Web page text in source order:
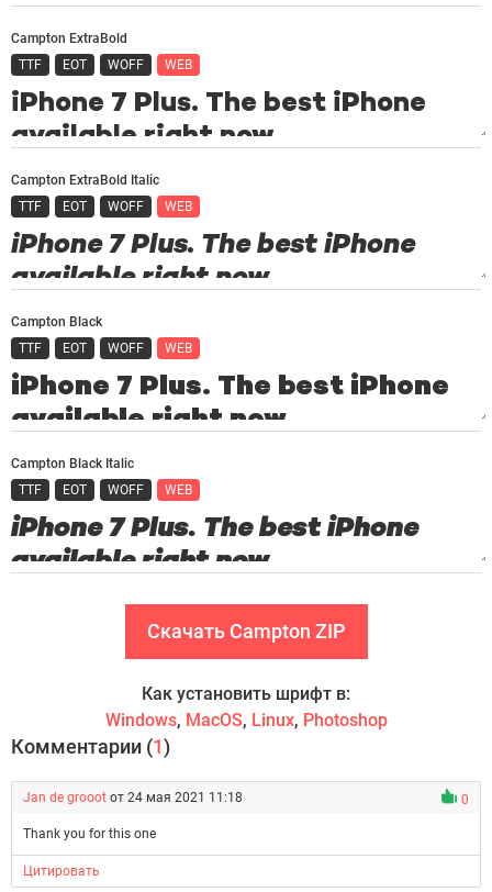
Campton ExtraBold
TTF
EOT WOFF WEB
Campton ExtraBold Italic
TTF
EOT WOFF WEB
Campton Black
TTF
EOT WOFF WEB
Campton Black Italic
TTF
EOT WOFF WEB
Скачать Campton ZIP
Как установить шрифт в:
Windows, MacOS, Linux, Photoshop
Комментарии (1)
Jan de grooot от 24 мая 2021 11:18 0
Thank you for this one
Цитировать